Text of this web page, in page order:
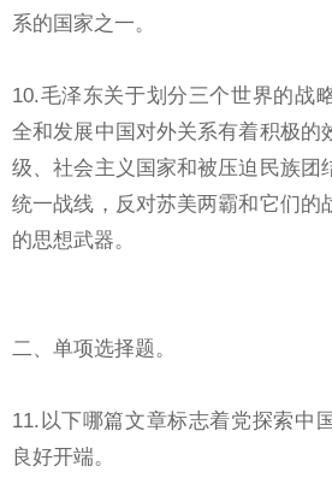
系的国家之一。
10.毛泽东关于划分三个世界的战
全和发展中国对外关系有着积极的
级、社会主义国家和被压迫民族团
统一战线，反对苏美两霸和它们的
的思想武器。
二、单项选择题。
11.以下哪篇文章标志着党探索中
良好开端。